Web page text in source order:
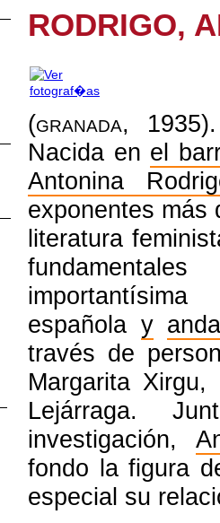
RODRIGO,
(granada, 1935).
Nacida en el
Antonina
exponentes
literatura
española y
través de
Margarita
Lejárraga.
investigación,
fondo la figura
especial su